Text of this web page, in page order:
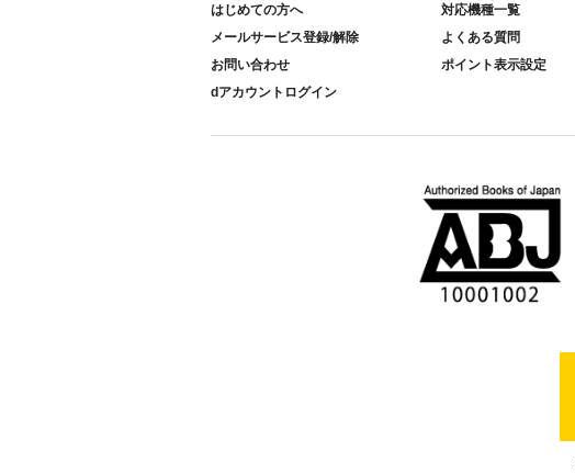
はじめての方へ
対応機種一覧
メールサービス登録/解除
よくある質問
お問い合わせ
ポイント表示設定
dアカウントログイン